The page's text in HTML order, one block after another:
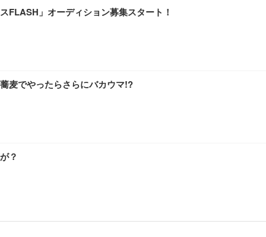
FLASH」オーディション募集スタート！
麦でやったらさらにバカウマ!?
？